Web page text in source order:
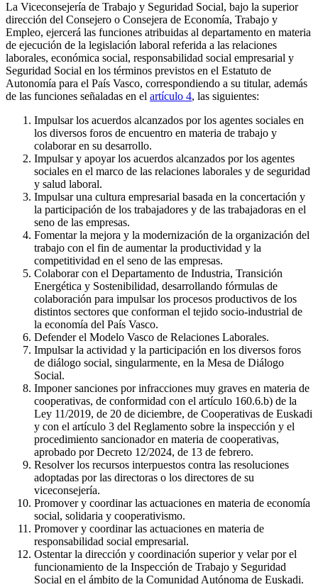
La Viceconsejería de Trabajo y Seguridad Social, bajo la superior
dirección del Consejero o Consejera de Economía, Trabajo y
Empleo, ejercerá las funciones atribuidas al departamento en materia
de ejecución de la legislación laboral referida a las relaciones
laborales, económica social, responsabilidad social empresarial y
Seguridad Social en los términos previstos en el Estatuto de
Autonomía para el País Vasco, correspondiendo a su titular, además
de las funciones señaladas en el artículo 4, las siguientes:
Impulsar los acuerdos alcanzados por los agentes sociales en
los diversos foros de encuentro en materia de trabajo y
colaborar en su desarrollo.
Impulsar y apoyar los acuerdos alcanzados por los agentes
sociales en el marco de las relaciones laborales y de seguridad
y salud laboral.
Impulsar una cultura empresarial basada en la concertación y
la participación de los trabajadores y de las trabajadoras en el
seno de las empresas.
Fomentar la mejora y la modernización de la organización del
trabajo con el fin de aumentar la productividad y la
competitividad en el seno de las empresas.
Colaborar con el Departamento de Industria, Transición
Energética y Sostenibilidad, desarrollando fórmulas de
colaboración para impulsar los procesos productivos de los
distintos sectores que conforman el tejido socio-industrial de
la economía del País Vasco.
Defender el Modelo Vasco de Relaciones Laborales.
Impulsar la actividad y la participación en los diversos foros
de diálogo social, singularmente, en la Mesa de Diálogo
Social.
Imponer sanciones por infracciones muy graves en materia de
cooperativas, de conformidad con el artículo 160.6.b) de la
Ley 11/2019, de 20 de diciembre, de Cooperativas de Euskadi
y con el artículo 3 del Reglamento sobre la inspección y el
procedimiento sancionador en materia de cooperativas,
aprobado por Decreto 12/2024, de 13 de febrero.
Resolver los recursos interpuestos contra las resoluciones
adoptadas por las directoras o los directores de su
viceconsejería.
Promover y coordinar las actuaciones en materia de economía
social, solidaria y cooperativismo.
Promover y coordinar las actuaciones en materia de
responsabilidad social empresarial.
Ostentar la dirección y coordinación superior y velar por el
funcionamiento de la Inspección de Trabajo y Seguridad
Social en el ámbito de la Comunidad Autónoma de Euskadi.